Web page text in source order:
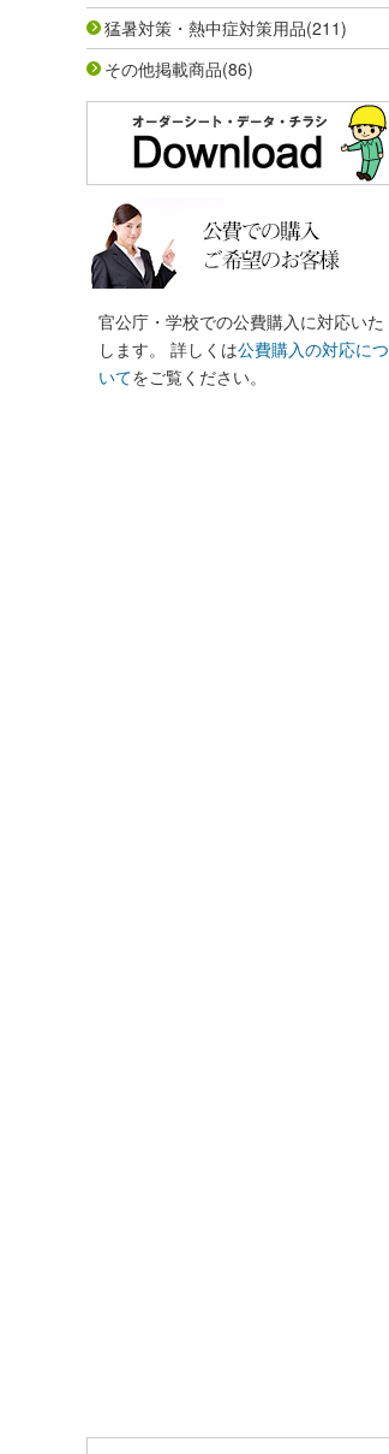
猛暑対策・熱中症対策用品(211)
その他掲載商品(86)
官公庁・学校での公費購入に対応いた
します。 詳しくは公費購入の対応につ
いてをご覧ください。